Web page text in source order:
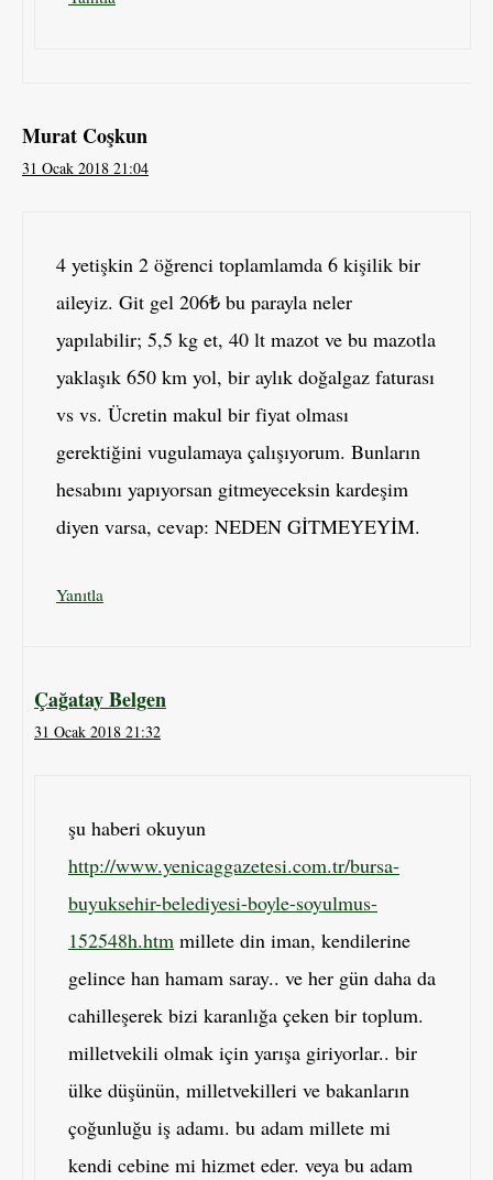
Murat Coşkun
31 Ocak 2018 21:04
4 yetişkin 2 öğrenci toplamlamda 6 kişilik bir
aileyiz. Git gel 206₺ bu parayla neler
yapılabilir; 5,5 kg et, 40 lt mazot ve bu mazotla
yaklaşık 650 km yol, bir aylık doğalgaz faturası
vs vs. Ücretin makul bir fiyat olması
gerektiğini vugulamaya çalışıyorum. Bunların
hesabını yapıyorsan gitmeyeceksin kardeşim
diyen varsa, cevap: NEDEN GİTMEYEYİM.
Yanıtla
Çağatay Belgen
31 Ocak 2018 21:32
şu haberi okuyun
http://www.yenicaggazetesi.com.tr/bursa-
buyuksehir-belediyesi-boyle-soyulmus-
152548h.htm millete din iman, kendilerine
gelince han hamam saray.. ve her gün daha da
cahilleşerek bizi karanlığa çeken bir toplum.
milletvekili olmak için yarışa giriyorlar.. bir
ülke düşünün, milletvekilleri ve bakanların
çoğunluğu iş adamı. bu adam millete mi
kendi cebine mi hizmet eder. veya bu adam